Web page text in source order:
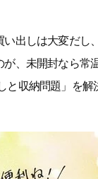
出しは大変だし
、未開封なら常
と収納問題」を解